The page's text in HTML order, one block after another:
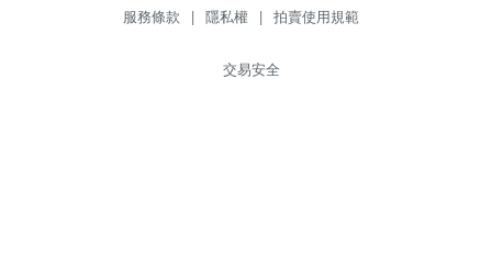
服務條款 | 隱私權 | 拍賣使用規範
交易安全